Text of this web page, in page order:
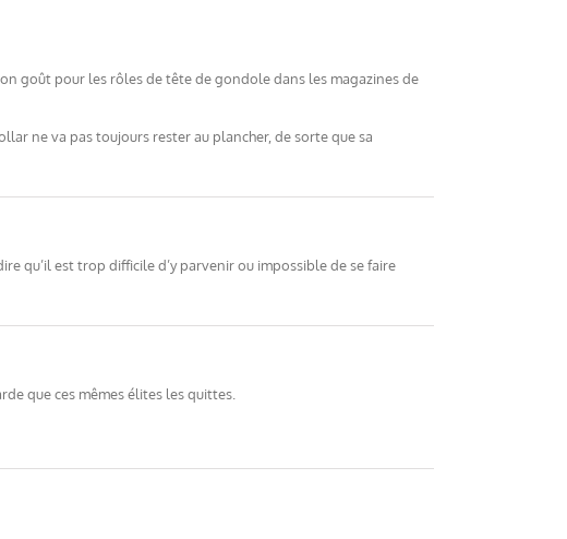
goût pour les rôles de tête de gondole dans les magazines de
ne va pas toujours rester au plancher, de sorte que sa
qu’il est trop difficile d’y parvenir ou impossible de se faire
que ces mêmes élites les quittes.